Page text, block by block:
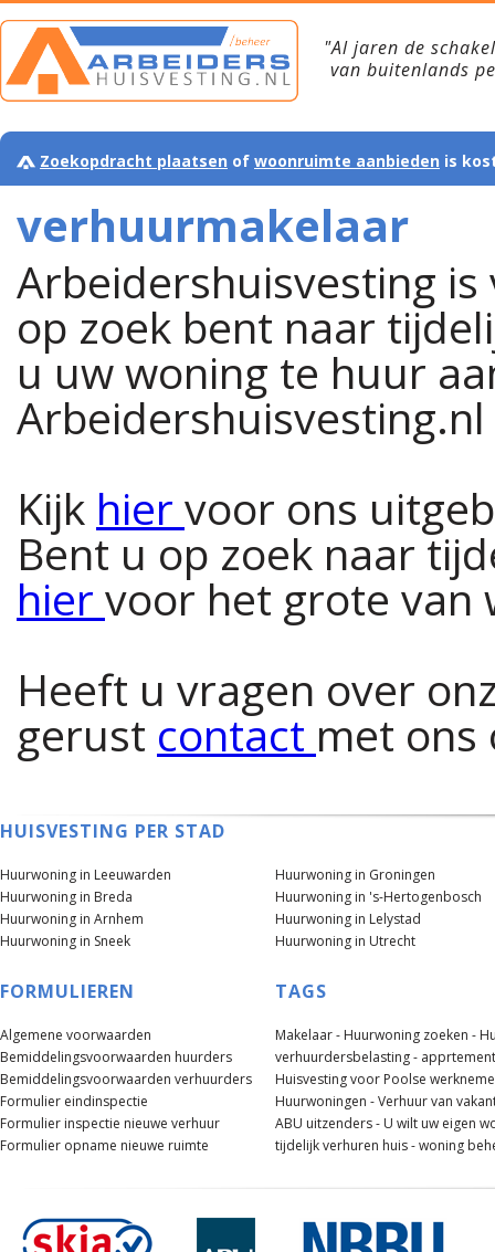
"Al jaren de
van buitenlands
Zoekopdracht plaatsen of woonruimte aanbieden is
verhuurmakelaar
Arbeidershuisvesting
op zoek bent naar
u uw woning te huur
Kijk hier voor ons
Bent u op zoek naar
hier voor het grote van
Heeft u vragen over
gerust contact met ons
HUISVESTING PER STAD
Huurwoning in Leeuwarden
Huurwoning in Breda
Huurwoning in Arnhem
Huurwoning in Sneek
Huurwoning in Groningen
Huurwoning in 's-Hertogenbosch
Huurwoning in Lelystad
Huurwoning in Utrecht
FORMULIEREN
Algemene voorwaarden
Bemiddelingsvoorwaarden huurders
Bemiddelingsvoorwaarden verhuurders
Formulier eindinspectie
Formulier inspectie nieuwe verhuur
Formulier opname nieuwe ruimte
TAGS
Makelaar - Huurwoning zoeken -
verhuurdersbelasting -
Huisvesting voor Poolse
Huurwoningen -Verhuur van
ABU uitzenders - U wilt uw eigen
tijdelijk verhuren huis -woning